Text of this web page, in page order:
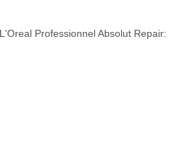
Professionnel Absolut Repair: